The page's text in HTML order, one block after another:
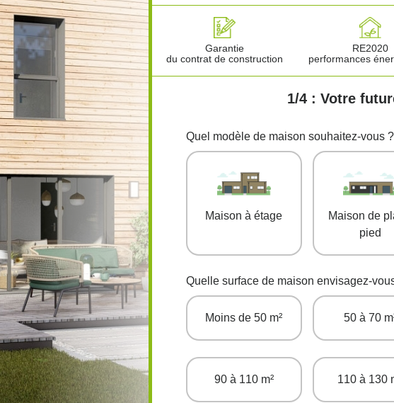
Garantie
du contrat de construction
RE2020
performances
1/4 : Votre
Quel modèle de maison souhaitez-vous ?
Maison à étage
Maison de
pied
Quelle surface de maison envisagez-
Moins de 50 m² 50 à 70
90 à 110 m² 110 à 130